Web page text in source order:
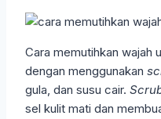
Cara memutihkan wajah
dengan menggunakan
gula, dan susu cair.
sel kulit mati dan